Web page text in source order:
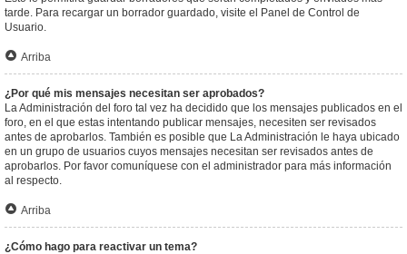
tarde. Para recargar un borrador guardado, visite el Panel de Control de
Usuario.
Arriba
¿Por qué mis mensajes necesitan ser aprobados?
La Administración del foro tal vez ha decidido que los mensajes publicados en el
foro, en el que estas intentando publicar mensajes, necesiten ser revisados
antes de aprobarlos. También es posible que La Administración le haya ubicado
en un grupo de usuarios cuyos mensajes necesitan ser revisados antes de
aprobarlos. Por favor comuníquese con el administrador para más información
al respecto.
Arriba
¿Cómo hago para reactivar un tema?